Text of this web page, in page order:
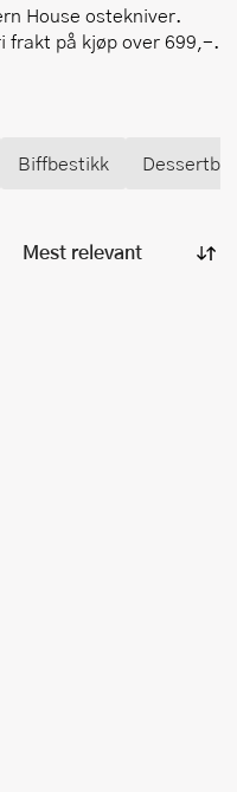
House ostekniver.
frakt på kjøp over 699,-.
Biffbestikk